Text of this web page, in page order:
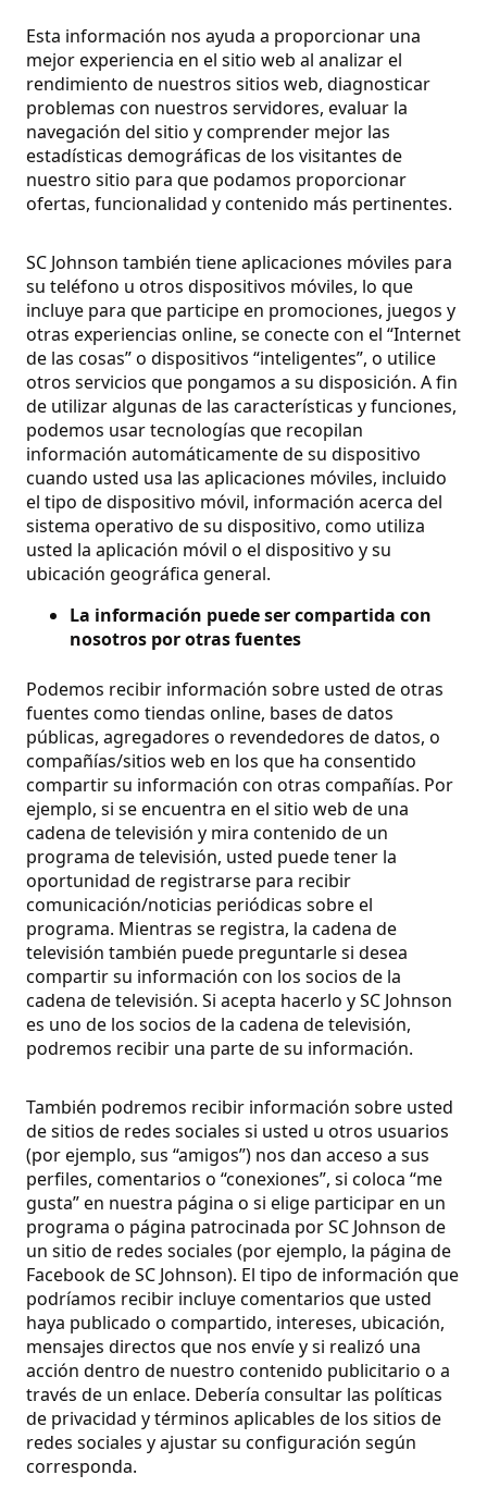
Esta información nos ayuda a proporcionar una
mejor experiencia en el sitio web al analizar el
rendimiento de nuestros sitios web, diagnosticar
problemas con nuestros servidores, evaluar la
navegación del sitio y comprender mejor las
estadísticas demográficas de los visitantes de
nuestro sitio para que podamos proporcionar
ofertas, funcionalidad y contenido más pertinentes.
SC Johnson también tiene aplicaciones móviles para
su teléfono u otros dispositivos móviles, lo que
incluye para que participe en promociones, juegos y
otras experiencias online, se conecte con el “Internet
de las cosas” o dispositivos “inteligentes”, o utilice
otros servicios que pongamos a su disposición. A fin
de utilizar algunas de las características y funciones,
podemos usar tecnologías que recopilan
información automáticamente de su dispositivo
cuando usted usa las aplicaciones móviles, incluido
el tipo de dispositivo móvil, información acerca del
sistema operativo de su dispositivo, como utiliza
usted la aplicación móvil o el dispositivo y su
ubicación geográfica general.
La información puede ser compartida con
nosotros por otras fuentes
Podemos recibir información sobre usted de otras
fuentes como tiendas online, bases de datos
públicas, agregadores o revendedores de datos, o
compañías/sitios web en los que ha consentido
compartir su información con otras compañías. Por
ejemplo, si se encuentra en el sitio web de una
cadena de televisión y mira contenido de un
programa de televisión, usted puede tener la
oportunidad de registrarse para recibir
comunicación/noticias periódicas sobre el
programa. Mientras se registra, la cadena de
televisión también puede preguntarle si desea
compartir su información con los socios de la
cadena de televisión. Si acepta hacerlo y SC Johnson
es uno de los socios de la cadena de televisión,
podremos recibir una parte de su información.
También podremos recibir información sobre usted
de sitios de redes sociales si usted u otros usuarios
(por ejemplo, sus “amigos”) nos dan acceso a sus
perfiles, comentarios o “conexiones”, si coloca “me
gusta” en nuestra página o si elige participar en un
programa o página patrocinada por SC Johnson de
un sitio de redes sociales (por ejemplo, la página de
Facebook de SC Johnson). El tipo de información que
podríamos recibir incluye comentarios que usted
haya publicado o compartido, intereses, ubicación,
mensajes directos que nos envíe y si realizó una
acción dentro de nuestro contenido publicitario o a
través de un enlace. Debería consultar las políticas
de privacidad y términos aplicables de los sitios de
redes sociales y ajustar su configuración según
corresponda.